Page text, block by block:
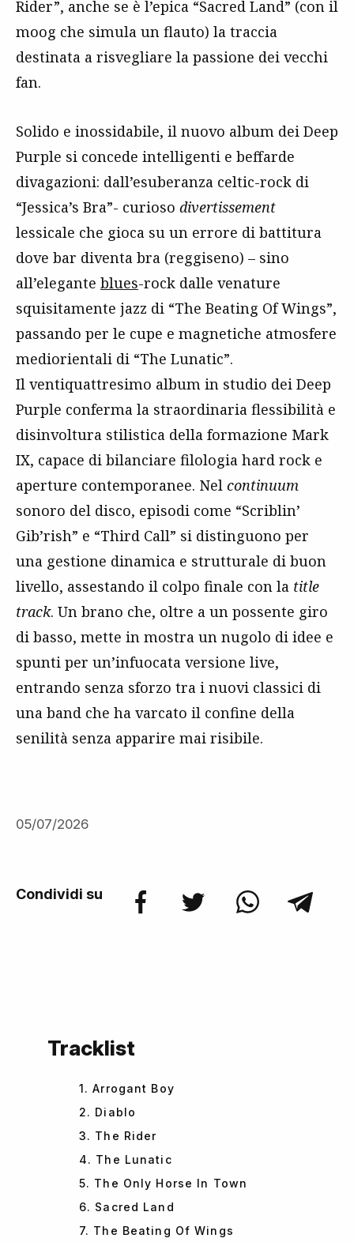
Rider”, anche se è l’epica “Sacred Land” (con il
moog che simula un flauto) la traccia
destinata a risvegliare la passione dei vecchi
fan.
Solido e inossidabile, il nuovo album dei Deep
Purple si concede intelligenti e beffarde
divagazioni: dall’esuberanza celtic-rock di
“Jessica’s Bra”- curioso divertissement
lessicale che gioca su un errore di battitura
dove bar diventa bra (reggiseno) – sino
all’elegante blues-rock dalle venature
squisitamente jazz di “The Beating Of Wings”,
passando per le cupe e magnetiche atmosfere
mediorientali di “The Lunatic”.
Il ventiquattresimo album in studio dei Deep
Purple conferma la straordinaria flessibilità e
disinvoltura stilistica della formazione Mark
IX, capace di bilanciare filologia hard rock e
aperture contemporanee. Nel continuum
sonoro del disco, episodi come “Scriblin’
Gib’rish” e “Third Call” si distinguono per
una gestione dinamica e strutturale di buon
livello, assestando il colpo finale con la title
track. Un brano che, oltre a un possente giro
di basso, mette in mostra un nugolo di idee e
spunti per un’infuocata versione live,
entrando senza sforzo tra i nuovi classici di
una band che ha varcato il confine della
senilità senza apparire mai risibile.
05/07/2026
Condividi su
Tracklist
1. Arrogant Boy
2. Diablo
3. The Rider
4. The Lunatic
5. The Only Horse In Town
6. Sacred Land
7. The Beating Of Wings